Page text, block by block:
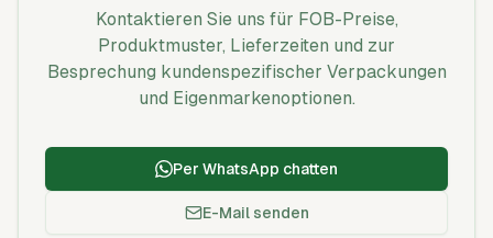
Kontaktieren Sie uns für FOB-Preise,
Produktmuster, Lieferzeiten und zur
Besprechung kundenspezifischer Verpackungen
und Eigenmarkenoptionen.
Per WhatsApp chatten
E-Mail senden